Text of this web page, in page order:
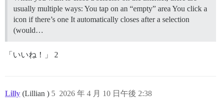
usually multiple ways: You tap on an “empty” area You click a
icon if there’s one It automatically closes after a selection
(would…
「いいね！」 2
Lilly (Lillian ) 2026 年 4 月 10 日午後 2:38
5